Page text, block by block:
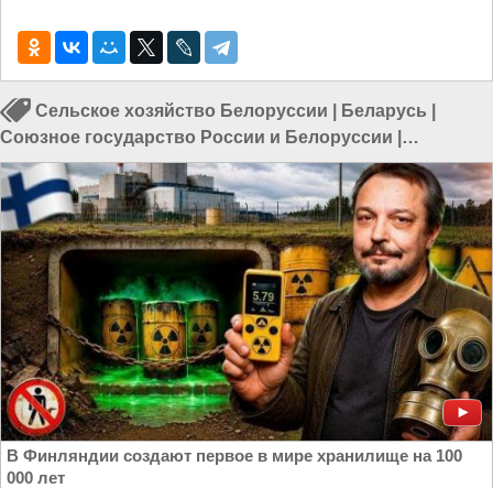
Сельское хозяйство Белоруссии Беларусь
Союзное государство России и Белоруссии
Животноводство
В Финляндии создают первое в мире хранилище на 100
000 лет